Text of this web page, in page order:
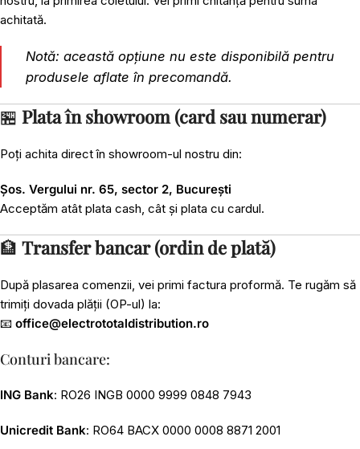
achitată.
Notă: această opțiune nu este disponibilă pentru
produsele aflate în precomandă.
🏪 Plata în showroom (card sau numerar)
Poți achita direct în showroom-ul nostru din:
Șos. Vergului nr. 65, sector 2, București
Acceptăm atât plata cash, cât și plata cu cardul.
🏦 Transfer bancar (ordin de plată)
După plasarea comenzii, vei primi factura proformă. Te rugăm să
trimiți dovada plății (OP-ul) la:
📧 office@electrototaldistribution.ro
Conturi bancare:
ING Bank: RO26 INGB 0000 9999 0848 7943
Unicredit Bank: RO64 BACX 0000 0008 8871 2001